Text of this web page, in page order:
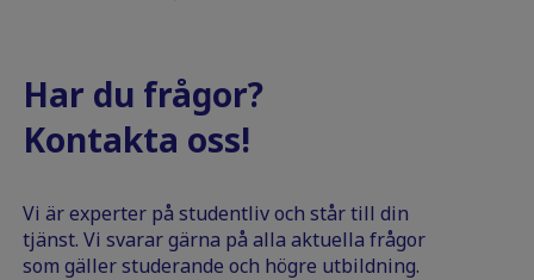
Har du frågor?
Kontakta oss!
Vi är experter på studentliv och står till din
tjänst. Vi svarar gärna på alla aktuella frågor
som gäller studerande och högre utbildning.